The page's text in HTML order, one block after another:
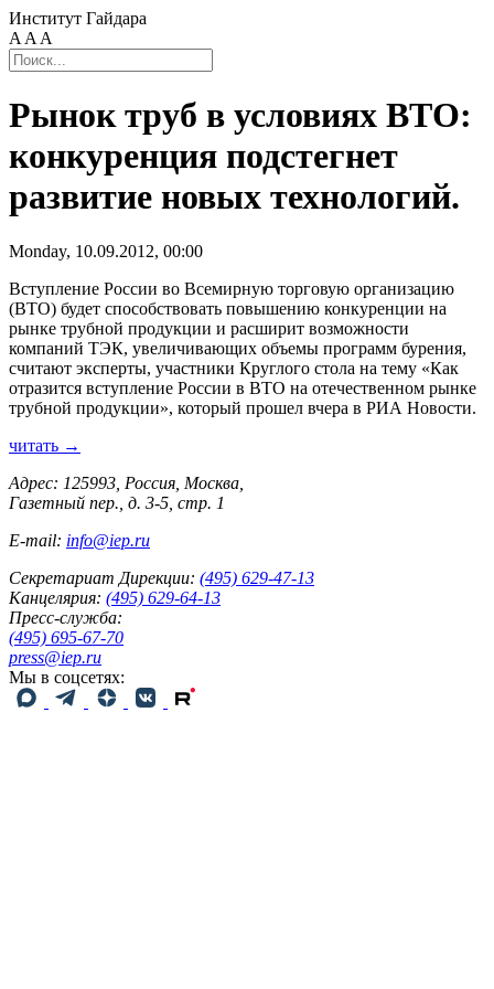
Институт Гайдара
A A A
Рынок труб в условиях ВТО:
конкуренция подстегнет
развитие новых технологий.
Monday, 10.09.2012, 00:00
Вступление России во Всемирную торговую организацию
(ВТО) будет способствовать повышению конкуренции на
рынке трубной продукции и расширит возможности
компаний ТЭК, увеличивающих объемы программ бурения,
считают эксперты, участники Круглого стола на тему «Как
отразится вступление России в ВТО на отечественном рынке
трубной продукции», который прошел вчера в РИА Новости.
читать →
Адрес: 125993, Россия, Москва,
Газетный пер., д. 3-5, стр. 1
E-mail: info@iep.ru
Секретариат Дирекции: (495) 629-47-13
Канцелярия: (495) 629-64-13
Пресс-служба:
(495) 695-67-70
press@iep.ru
Мы в соцсетях: